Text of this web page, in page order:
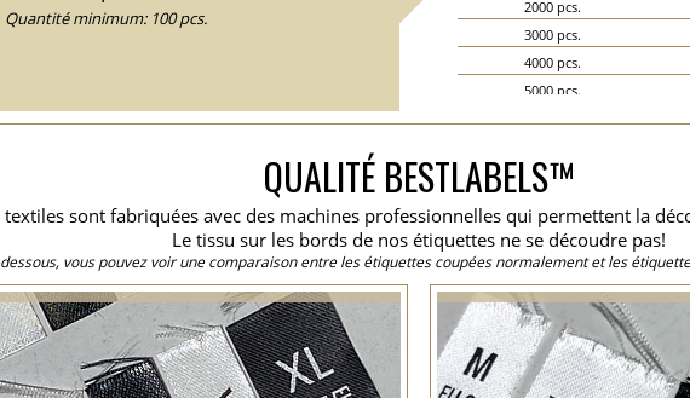
Quantité minimum: 100 pcs.
2000 pcs.
3000 pcs.
4000 pcs.
5000 pcs.
8000 pcs.
10000 pcs.
15000 pcs.
20000 pcs.
QUALITÉ BESTLABELS™
textiles sont fabriquées avec des machines professionnelles qui permettent la
Le tissu sur les bords de nos étiquettes ne se découdre pas!
vous pouvez voir une comparaison entre les étiquettes coupées normalement et les